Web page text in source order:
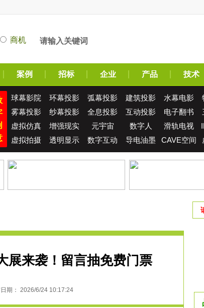
商机
案例 招标 企业 产品 技术
球幕影院 环幕投影 弧幕投影 建筑投影 水幕电影
雾幕投影
纱幕投影 全息投影 互动投影 电子翻书
虚拟仿真
增强现实 元宇宙 数字人 滑轨电视
虚拟拍摄
透明显示 数字互动 导电油墨 CAVE空间
展来袭！留言抽免费门票
： 2026/6/24 10:17:24